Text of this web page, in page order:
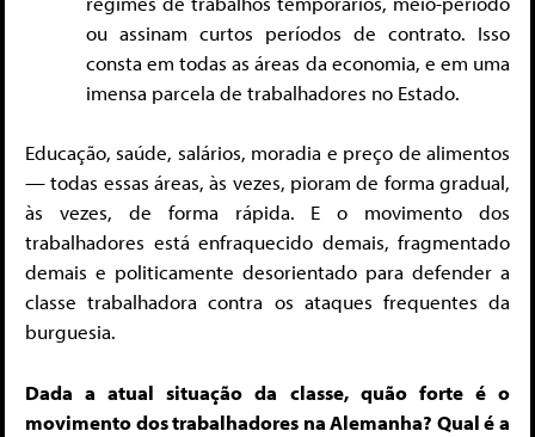
ou assinam curtos períodos de contrato. Isso
consta em todas as áreas da economia, e em uma
imensa parcela de trabalhadores no Estado.
Educação, saúde, salários, moradia e preço de alimentos
— todas essas áreas, às vezes, pioram de forma gradual,
às vezes, de forma rápida. E o movimento dos
trabalhadores está enfraquecido demais, fragmentado
demais e politicamente desorientado para defender a
classe trabalhadora contra os ataques frequentes da
burguesia.
Dada a atual situação da classe, quão forte é o
movimento dos trabalhadores na Alemanha? Qual é a